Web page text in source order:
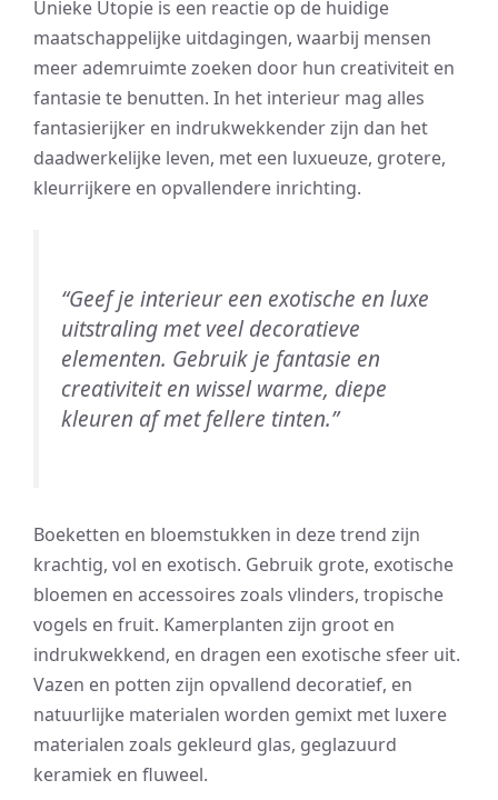
Unieke Utopie is een reactie op de huidige
maatschappelijke uitdagingen, waarbij mensen
meer ademruimte zoeken door hun creativiteit en
fantasie te benutten. In het interieur mag alles
fantasierijker en indrukwekkender zijn dan het
daadwerkelijke leven, met een luxueuze, grotere,
kleurrijkere en opvallendere inrichting.
“Geef je interieur een exotische en luxe
uitstraling met veel decoratieve
elementen. Gebruik je fantasie en
creativiteit en wissel warme, diepe
kleuren af met fellere tinten.”
Boeketten en bloemstukken in deze trend zijn
krachtig, vol en exotisch. Gebruik grote, exotische
bloemen en accessoires zoals vlinders, tropische
vogels en fruit. Kamerplanten zijn groot en
indrukwekkend, en dragen een exotische sfeer uit.
Vazen en potten zijn opvallend decoratief, en
natuurlijke materialen worden gemixt met luxere
materialen zoals gekleurd glas, geglazuurd
keramiek en fluweel.